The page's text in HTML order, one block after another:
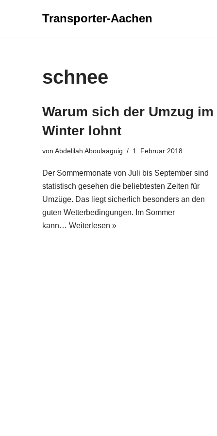
Transporter-Aachen
schnee
Warum sich der Umzug im
Winter lohnt
von Abdelilah Aboulaaguig 1. Februar 2018
Der Sommermonate von Juli bis September sind
statistisch gesehen die beliebtesten Zeiten für
Umzüge. Das liegt sicherlich besonders an den
guten Wetterbedingungen. Im Sommer
kann… Weiterlesen »